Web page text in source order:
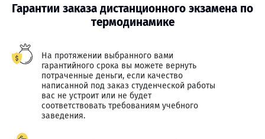
Гарантии заказа дистанционного экзамена по
термодинамике
На протяжении выбранного вами
гарантийного срока вы можете вернуть
потраченные деньги, если качество
написанной под заказ студенческой работы
вас не устроит или не будет
соответствовать требованиям учебного
заведения.